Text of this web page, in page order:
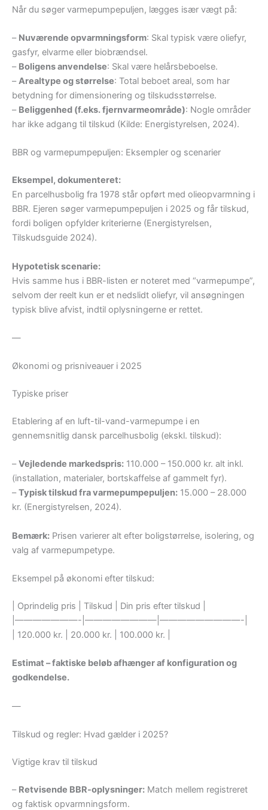
Når du søger varmepumpepuljen, lægges især vægt på:
– Nuværende opvarmningsform: Skal typisk være oliefyr,
gasfyr, elvarme eller biobrændsel.
– Boligens anvendelse: Skal være helårsbeboelse.
–Arealtype og størrelse: Total beboet areal, som har
betydning for dimensionering og tilskudsstørrelse.
– Beliggenhed (f.eks. fjernvarmeområde): Nogle områder
har ikke adgang til tilskud (Kilde: Energistyrelsen, 2024).
BBR og varmepumpepuljen: Eksempler og scenarier
Eksempel, dokumenteret:
En parcelhusbolig fra 1978 står opført med olieopvarmning i
BBR. Ejeren søger varmepumpepuljen i 2025 og får tilskud,
fordi boligen opfylder kriterierne (Energistyrelsen,
Tilskudsguide 2024).
Hypotetisk scenarie:
Hvis samme hus i BBR-listen er noteret med “varmepumpe”,
selvom der reelt kun er et nedslidt oliefyr, vil ansøgningen
typisk blive afvist, indtil oplysningerne er rettet.
—
Økonomi og prisniveauer i 2025
Typiske priser
Etablering af en luft-til-vand-varmepumpe i en
gennemsnitlig dansk parcelhusbolig (ekskl. tilskud):
–Vejledende markedspris: 110.000 – 150.000 kr. alt inkl.
(installation, materialer, bortskaffelse af gammelt fyr).
–Typisk tilskud fra varmepumpepuljen: 15.000 – 28.000
kr. (Energistyrelsen, 2024).
Bemærk: Prisen varierer alt efter boligstørrelse, isolering, og
valg af varmepumpetype.
Eksempel på økonomi efter tilskud:
| Oprindelig pris | Tilskud | Din pris efter tilskud |
|———————-|————————|—————————-|
| 120.000 kr. | 20.000 kr. | 100.000 kr. |
Estimat – faktiske beløb afhænger af konfiguration og
godkendelse.
—
Tilskud og regler: Hvad gælder i 2025?
Vigtige krav til tilskud
– Retvisende BBR-oplysninger: Match mellem registreret
og faktisk opvarmningsform.